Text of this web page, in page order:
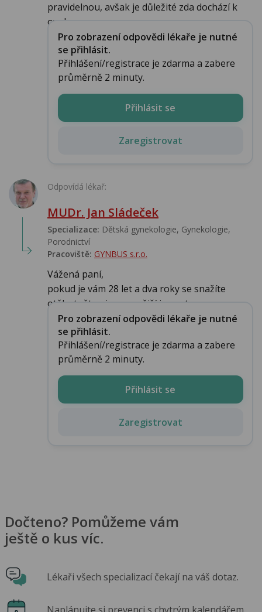
pravidelnou, avšak je důležité zda dochází k
ovulac...
Pro zobrazení odpovědi lékaře je nutné
se přihlásit.
Přihlášení/registrace je zdarma a zabere
průměrně 2 minuty.
Přihlásit se
Zaregistrovat
Odpovídá lékař:
MUDr. Jan Sládeček
Specializace: Dětská gynekologie, Gynekologie,
Porodnictví
Pracoviště: GYNBUS s.r.o.
Vážená paní,
pokud je vám 28 let a dva roky se snažíte
otěhotnět nejrozumnější je neztr...
Pro zobrazení odpovědi lékaře je nutné
se přihlásit.
Přihlášení/registrace je zdarma a zabere
průměrně 2 minuty.
Přihlásit se
Zaregistrovat
Dočteno? Pomůžeme vám
ještě o kus víc.
Lékaři všech specializací čekají na váš dotaz.